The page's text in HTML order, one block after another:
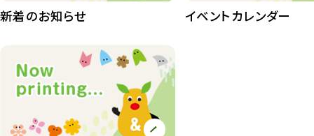
植物園長の庭
桜情報
紅葉情報
ズーボ
新着のお知らせ イベントカレンダー